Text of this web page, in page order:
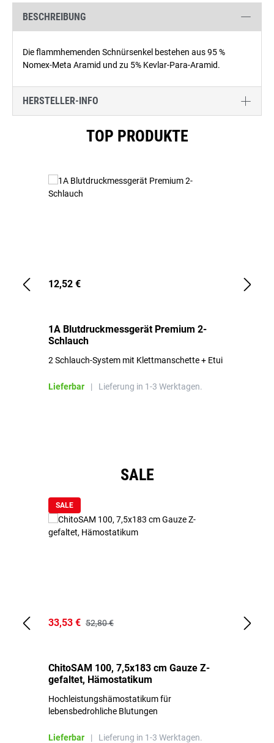
BESCHREIBUNG
Die flammhemenden Schnürsenkel bestehen aus 95 %
Nomex-Meta Aramid und zu 5% Kevlar-Para-Aramid.
HERSTELLER-INFO
TOP PRODUKTE
12,52 €
1A Blutdruckmessgerät Premium 2-
Schlauch
2 Schlauch-System mit Klettmanschette + Etui
Lieferbar | Lieferung in 1-3 Werktagen.
SALE
SALE
33,53 € 52,80 €
ChitoSAM 100, 7,5x183 cm Gauze Z-
gefaltet, Hämostatikum
Hochleistungshämostatikum für
lebensbedrohliche Blutungen
Lieferbar | Lieferung in 1-3 Werktagen.